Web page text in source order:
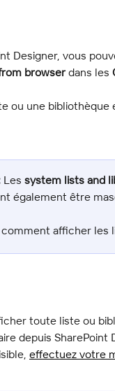
Designer, vous
browser dans les
ou une bibliothèque
Les system lists and
également être
comment afficher les
toute liste ou
depuis SharePoint
effectuez votre